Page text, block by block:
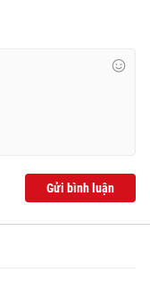
Gửi bình luận